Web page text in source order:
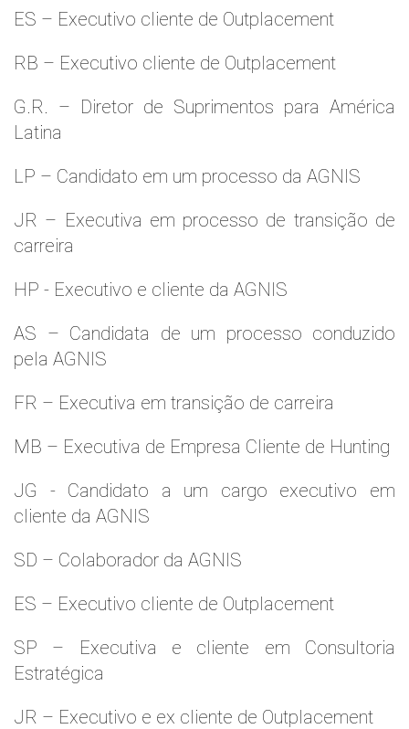
ES – Executivo cliente de Outplacement
RB – Executivo cliente de Outplacement
G.R. – Diretor de Suprimentos para América
Latina
LP – Candidato em um processo da AGNIS
JR – Executiva em processo de transição de
carreira
HP - Executivo e cliente da AGNIS
AS – Candidata de um processo conduzido
pela AGNIS
FR – Executiva em transição de carreira
MB – Executiva de Empresa Cliente de Hunting
JG - Candidato a um cargo executivo em
cliente da AGNIS
SD – Colaborador da AGNIS
ES – Executivo cliente de Outplacement
SP – Executiva e cliente em Consultoria
Estratégica
JR – Executivo e ex cliente de Outplacement